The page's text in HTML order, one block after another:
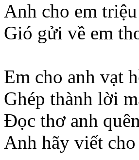
Anh cho em
Gió gửi về em
Em cho anh vạt
Ghép thành lời
Đọc thơ anh
Anh hãy viết